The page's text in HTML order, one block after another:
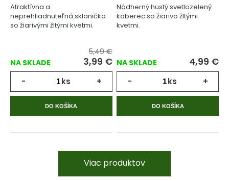
Atraktívna a
neprehliadnuteľná sklanička
so žiarivými žltými kvetmi.
NA SKLADE
5,49 €
3,99 €
- ks +
DO KOŠÍKA
Nádherný hustý svetlozelený
koberec so žiarivo žltými
kvetmi.
NA SKLADE 4,99 €
- ks +
DO KOŠÍKA
Viac produktov